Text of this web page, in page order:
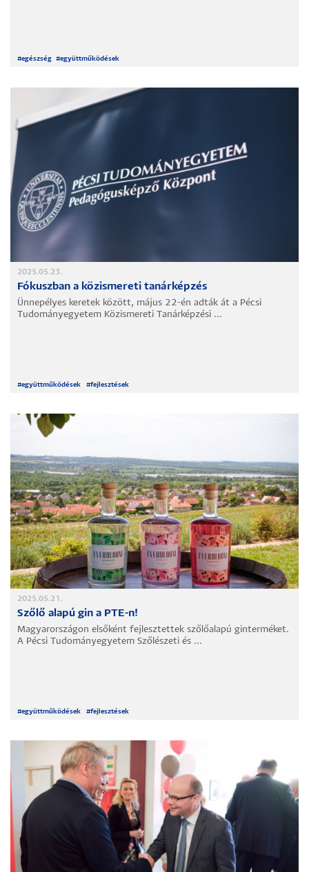
#egészség #együttműködések
2025.05.23.
Fókuszban a közismereti tanárképzés
Ünnepélyes keretek között, május 22-én adták át a Pécsi
Tudományegyetem Közismereti Tanárképzési ...
#együttműködések #fejlesztések
2025.05.21.
Szőlő alapú gin a PTE-n!
Magyarországon elsőként fejlesztettek szőlőalapú ginterméket.
A Pécsi Tudományegyetem Szőlészeti és ...
#együttműködések #fejlesztések